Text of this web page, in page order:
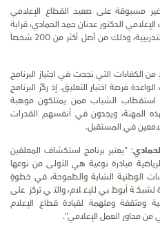
مسبوقة على صعيد القطاع الإعلامي
الدكتور عدنان حمد الحمادي، قرابة
30 شخصاً تأهلوا للمشاركة في الدورة التدريبية، وذلك من أصل أكثر من 200 شخصاً
الكفاءات التي نجحت في اجتياز البرنامج
فرصة اختبار التعليق. إذ ركّز البرنامج
تدريبية على استقطاب الشباب ممن يمتلكون موهبة
المهنة، ويجدون في أنفسهم القدرات
في المستقبل.
: "يعتبر برنامج استكشاف المعلقين
مبادرة نوعية هي الأولى من نوعها
الوطنية الشابة والطموحة، في خطوةٍ
أبوظبي للإعلام، والتي تركز على
ومثقفة وملهمة لقيادة قطاع الإعلام
من محاور العمل الإعلامي".